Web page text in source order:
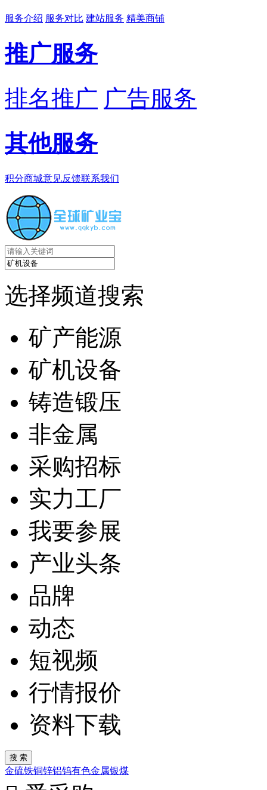
服务介绍 服务对比 建站服务 精美商铺
推广服务
排名推广 广告服务
其他服务
积分商城意见反馈联系我们
选择频道搜索
矿产能源
矿机设备
铸造锻压
非金属
采购招标
实力工厂
我要参展
产业头条
品牌
动态
短视频
行情报价
资料下载
金硫铁铜锌铝钨有色金属银煤